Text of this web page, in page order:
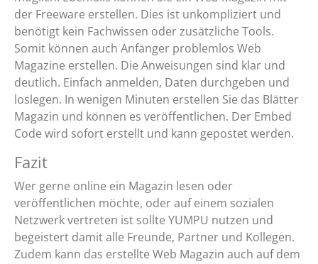
der Freeware erstellen. Dies ist unkompliziert und
benötigt kein Fachwissen oder zusätzliche Tools.
Somit können auch Anfänger problemlos Web
Magazine erstellen. Die Anweisungen sind klar und
deutlich. Einfach anmelden, Daten durchgeben und
loslegen. In wenigen Minuten erstellen Sie das Blätter
Magazin und können es veröffentlichen. Der Embed
Code wird sofort erstellt und kann gepostet werden.
Fazit
Wer gerne online ein Magazin lesen oder
veröffentlichen möchte, oder auf einem sozialen
Netzwerk vertreten ist sollte YUMPU nutzen und
begeistert damit alle Freunde, Partner und Kollegen.
Zudem kann das erstellte Web Magazin auch auf dem